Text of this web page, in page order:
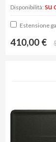
Disponibilità: su
Estensione
410,00 €